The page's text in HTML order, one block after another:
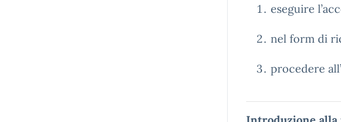
eseguire
nel form di
procedere